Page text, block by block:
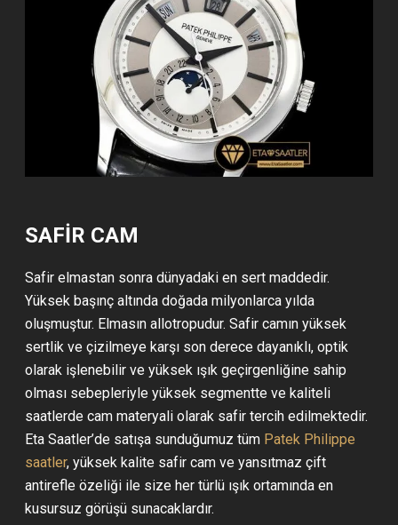
SAFİR CAM
Safir elmastan sonra dünyadaki en sert maddedir.
Yüksek başınç altında doğada milyonlarca yılda
oluşmuştur. Elmasın allotropudur. Safir camın yüksek
sertlik ve çizilmeye karşı son derece dayanıklı, optik
olarak işlenebilir ve yüksek ışık geçirgenliğine sahip
olması sebepleriyle yüksek segmentte ve kaliteli
saatlerde cam materyali olarak safir tercih edilmektedir.
Eta Saatler’de satışa sunduğumuz tüm Patek Philippe
saatler, yüksek kalite safir cam ve yansıtmaz çift
antirefle özeliği ile size her türlü ışık ortamında en
kusursuz görüşü sunacaklardır.